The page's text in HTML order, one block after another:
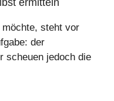
ermitteln
steht vor
der
scheuen jedoch die